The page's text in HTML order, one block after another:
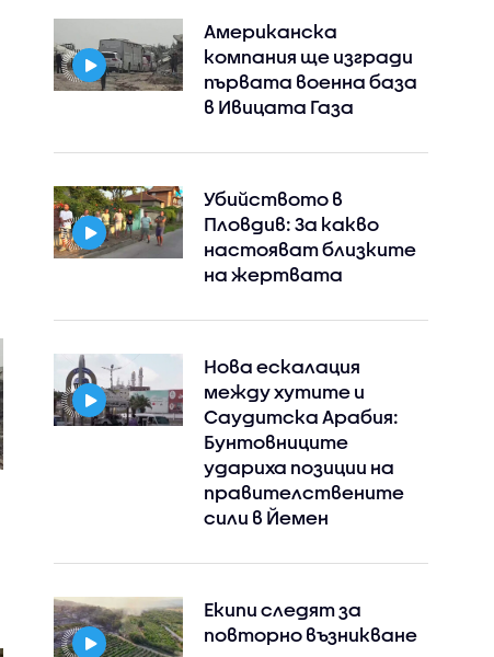
Американска
компания ще изгради
първата военна база
в Ивицата Газа
Убийството в
Пловдив: За какво
настояват близките
на жертвата
Нова ескалация
между хутите и
Саудитска Арабия:
Бунтовниците
удариха позиции на
правителствените
сили в Йемен
Екипи следят за
повторно възникване